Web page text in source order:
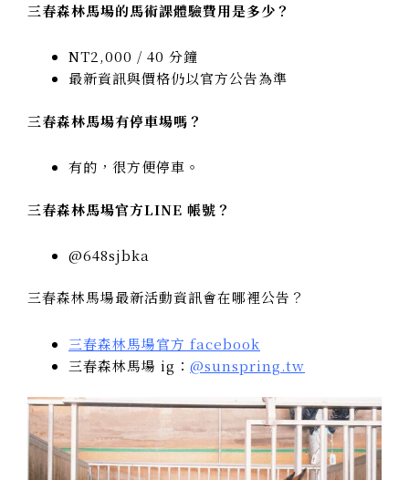
三春森林馬場的馬術課體驗費用是多少？
NT2,000 / 40 分鐘
最新資訊與價格仍以官方公告為準
三春森林馬場有停車場嗎？
有的，很方便停車。
三春森林馬場官方LINE 帳號？
@648sjbka
三春森林馬場最新活動資訊會在哪裡公告？
三春森林馬場官方 facebook
三春森林馬場 ig： @sunspring.tw